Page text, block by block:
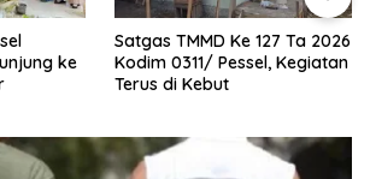
ke
Satgas TMMD Ke 127 Ta 2026
Kodim 0311/ Pessel, Kegiatan
Terus di Kebut